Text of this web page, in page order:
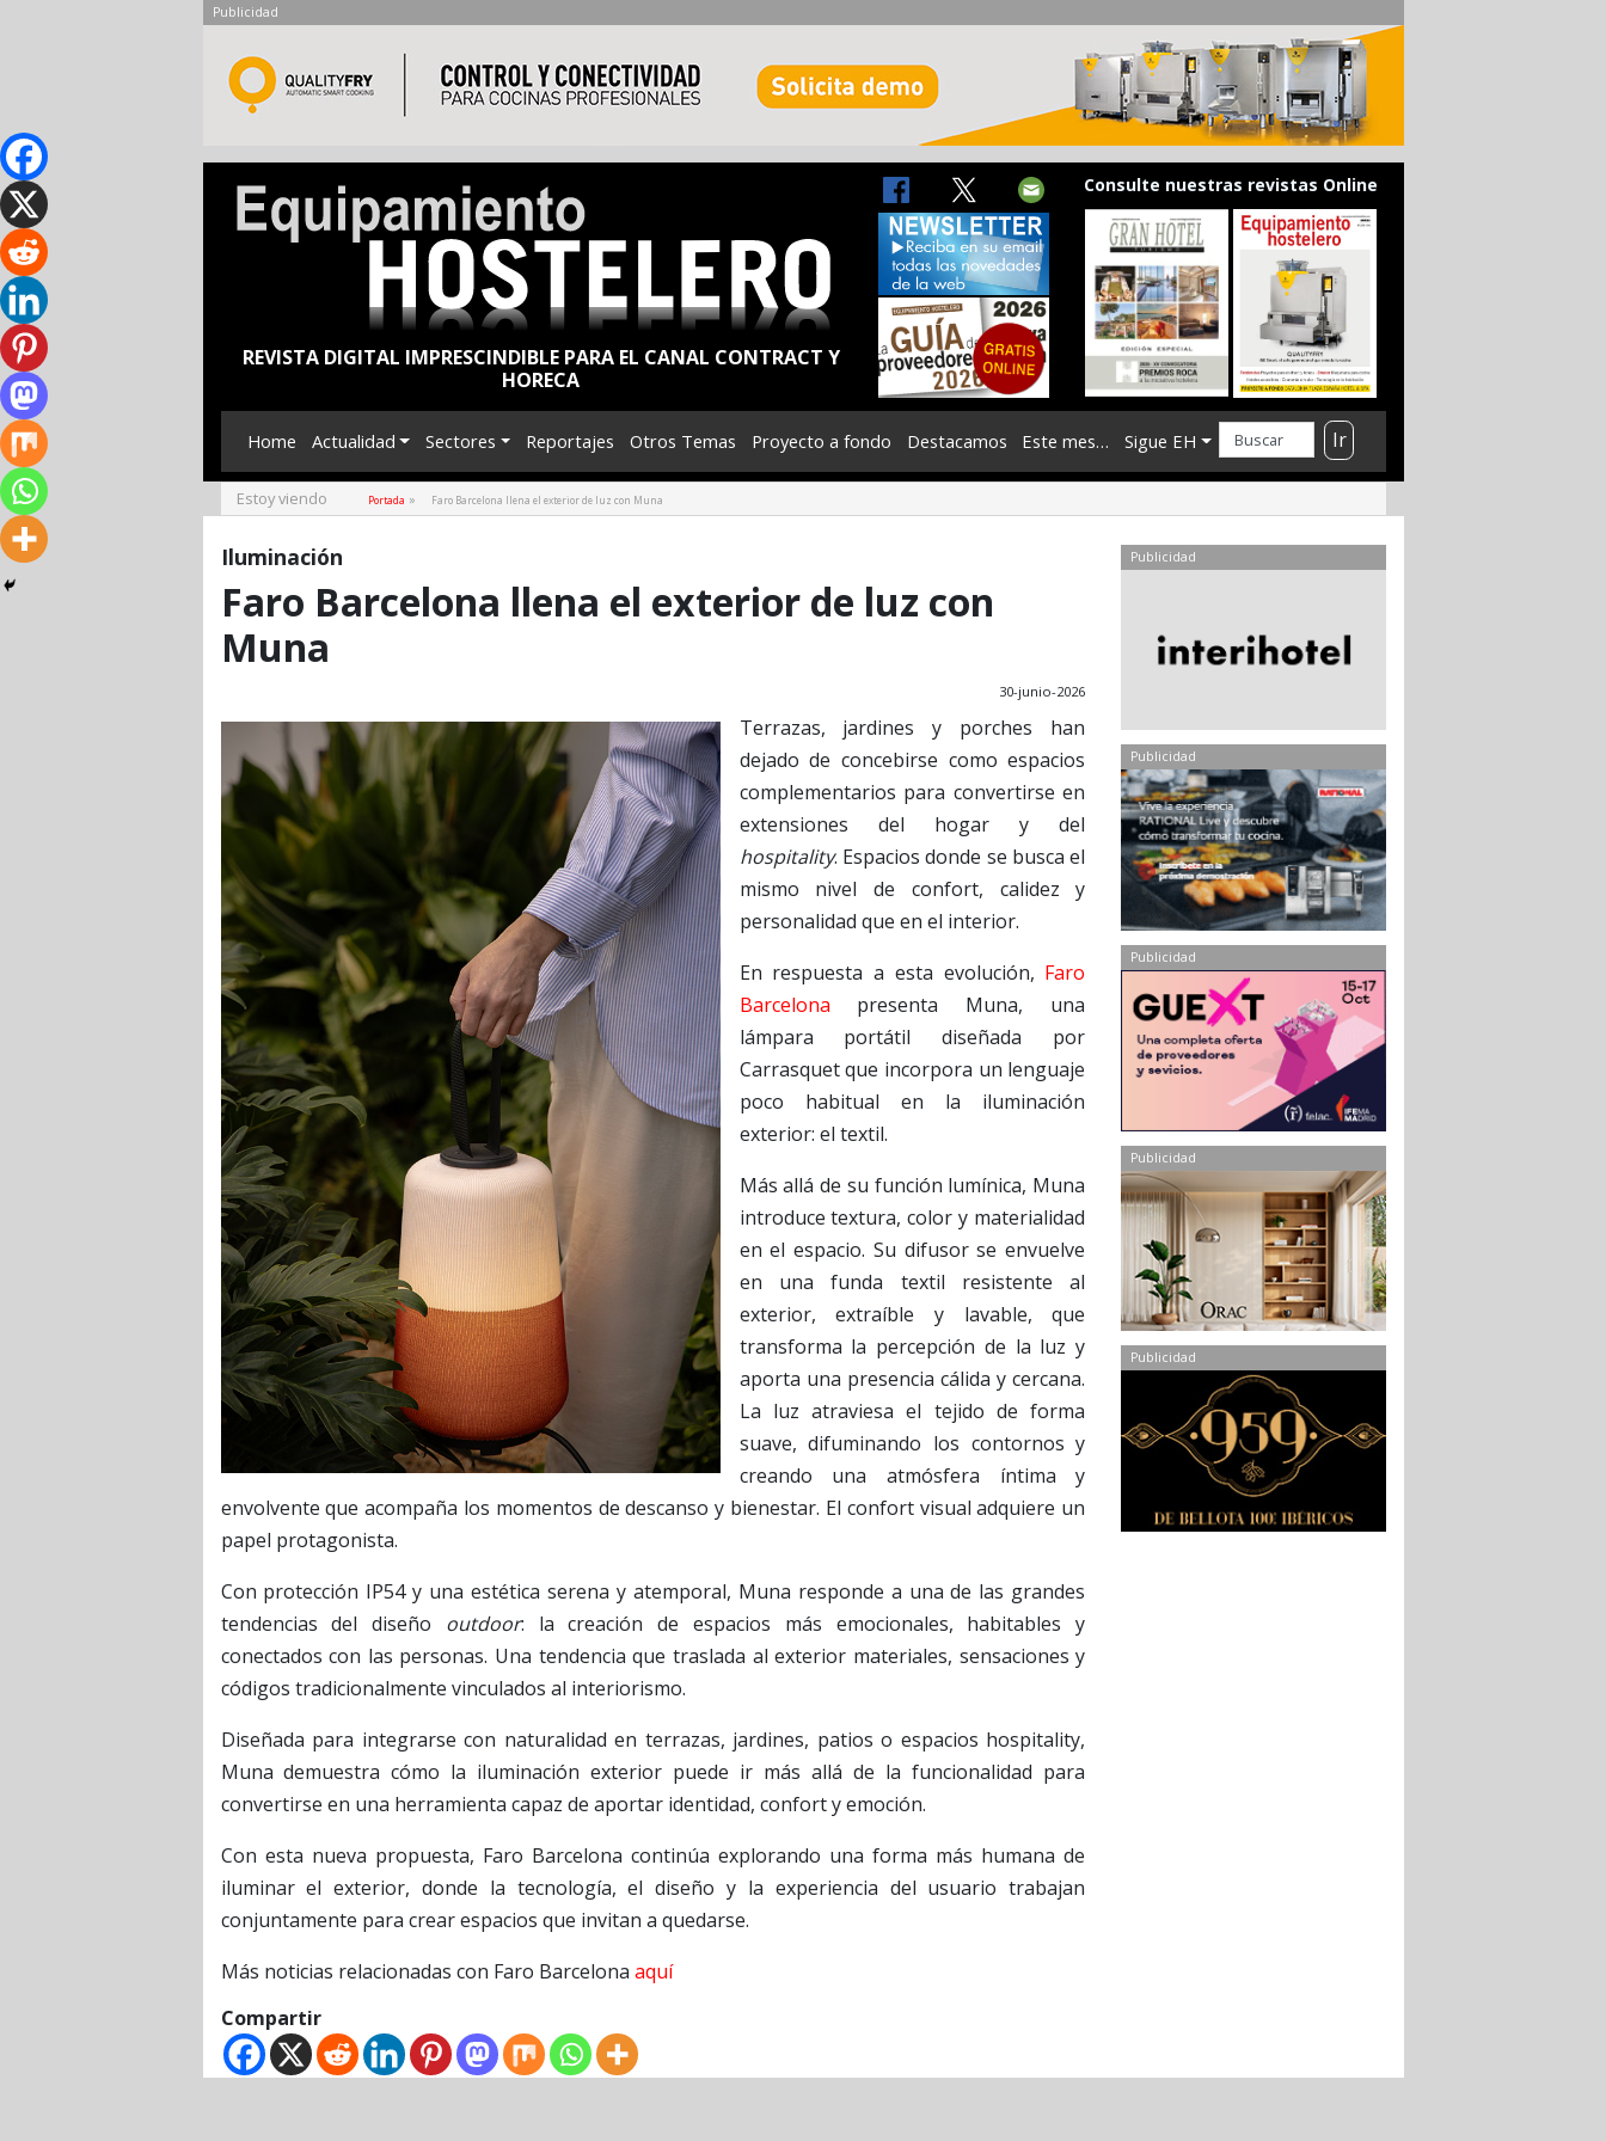
Publicidad
REVISTA DIGITAL IMPRESCINDIBLE PARA EL CANAL CONTRACT Y
HORECA
Consulte nuestras revistas Online
Home Actualidad Sectores Reportajes Otros Temas Proyecto a fondo Destacamos Este mes… Sigue EH Ir
Estoy viendo Portada » Faro Barcelona llena el exterior de luz con Muna
Iluminación
Faro Barcelona llena el exterior de luz con
Muna
30-junio-2026
Terrazas, jardines y porches han
dejado de concebirse como espacios
complementarios para convertirse en
extensiones del hogar y del
hospitality. Espacios donde se busca el
mismo nivel de confort, calidez y
personalidad que en el interior.
En respuesta a esta evolución, Faro
Barcelona presenta Muna, una
lámpara portátil diseñada por
Carrasquet que incorpora un lenguaje
poco habitual en la iluminación
exterior: el textil.
Más allá de su función lumínica, Muna
introduce textura, color y materialidad
en el espacio. Su difusor se envuelve
en una funda textil resistente al
exterior, extraíble y lavable, que
transforma la percepción de la luz y
aporta una presencia cálida y cercana.
La luz atraviesa el tejido de forma
suave, difuminando los contornos y
creando una atmósfera íntima y
envolvente que acompaña los momentos de descanso y bienestar. El confort visual adquiere un
papel protagonista.
Con protección IP54 y una estética serena y atemporal, Muna responde a una de las grandes
tendencias del diseño outdoor: la creación de espacios más emocionales, habitables y
conectados con las personas. Una tendencia que traslada al exterior materiales, sensaciones y
códigos tradicionalmente vinculados al interiorismo.
Diseñada para integrarse con naturalidad en terrazas, jardines, patios o espacios hospitality,
Muna demuestra cómo la iluminación exterior puede ir más allá de la funcionalidad para
convertirse en una herramienta capaz de aportar identidad, confort y emoción.
Con esta nueva propuesta, Faro Barcelona continúa explorando una forma más humana de
iluminar el exterior, donde la tecnología, el diseño y la experiencia del usuario trabajan
conjuntamente para crear espacios que invitan a quedarse.
Más noticias relacionadas con Faro Barcelona aquí
Compartir
Publicidad
Publicidad
Publicidad
Publicidad
Publicidad